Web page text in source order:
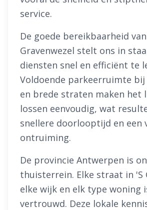
service.
De goede bereikbaarheid van
Gravenwezel stelt ons in
diensten snel en efficiënt te
Voldoende parkeerruimte bij
en brede straten maken het
lossen eenvoudig, wat
snellere doorlooptijd en een
ontruiming.
De provincie Antwerpen is
thuisterrein. Elke straat in 'S
elke wijk en elk type woning
vertrouwd. Deze lokale